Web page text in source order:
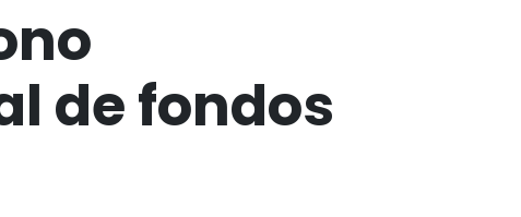
de fondos